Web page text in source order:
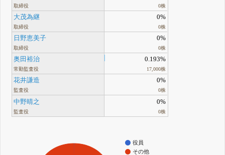
取締役 0株
大茂為継
取締役
0%
0株
日野恵美子
取締役
0%
0株
奥田裕治
常勤監査役
0.193%
17,000株
花井謙造
監査役
0%
0株
中野晴之
監査役
0%
0株
役員
その他